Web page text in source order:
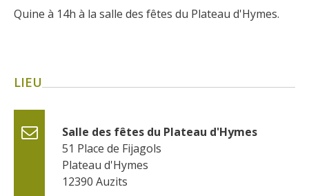
Recettes et produits locaux
Les Plus Beaux Villages de
France
Les villages de caractère
Le Pays des Bastides du
Rouergue
Les Villes et Pays d'art et
Quine à 14h à la salle des fêtes du Plateau d'Hymes.
LIEU
Salle des fêtes du Plateau d'Hymes
51 Place de Fijagols
Plateau d'Hymes
12390 Auzits